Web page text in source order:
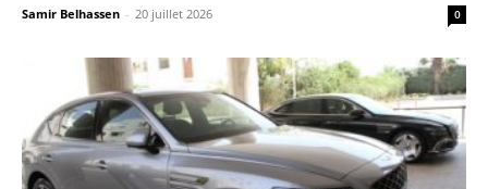
Samir Belhassen - 20 juillet 2026 0